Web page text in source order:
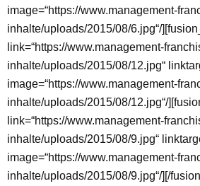
image=“https://www.management-
inhalte/uploads/2015/08/6.jpg“/
link=“https://www.management-
inhalte/uploads/2015/08/12.jpg“
image=“https://www.management-
inhalte/uploads/2015/08/12.jpg“/
link=“https://www.management-
inhalte/uploads/2015/08/9.jpg“
image=“https://www.management-
inhalte/uploads/2015/08/9.jpg“/][/